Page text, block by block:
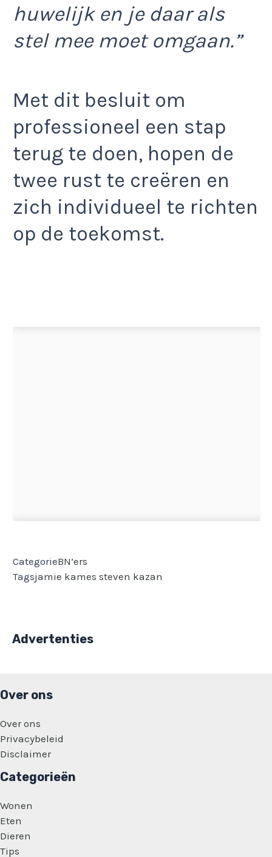
huwelijk en je daar als
stel mee moet omgaan.”
Met dit besluit om
professioneel een stap
terug te doen, hopen de
twee rust te creëren en
zich individueel te richten
op de toekomst.
CategorieBN’ers
Tagsjamie kames steven kazan
Advertenties
Over ons
Over ons
Privacybeleid
Disclaimer
Categorieën
Wonen
Eten
Dieren
Tips